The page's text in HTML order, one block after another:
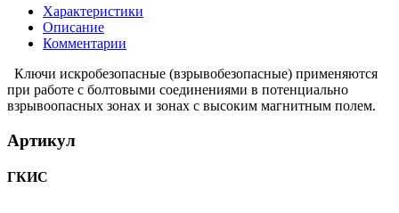
Характеристики
Описание
Комментарии
Ключи искробезопасные (взрывобезопасные) применяются
при работе с болтовыми соединениями в потенциально
взрывоопасных зонах и зонах с высоким магнитным полем.
Артикул
ГКИС